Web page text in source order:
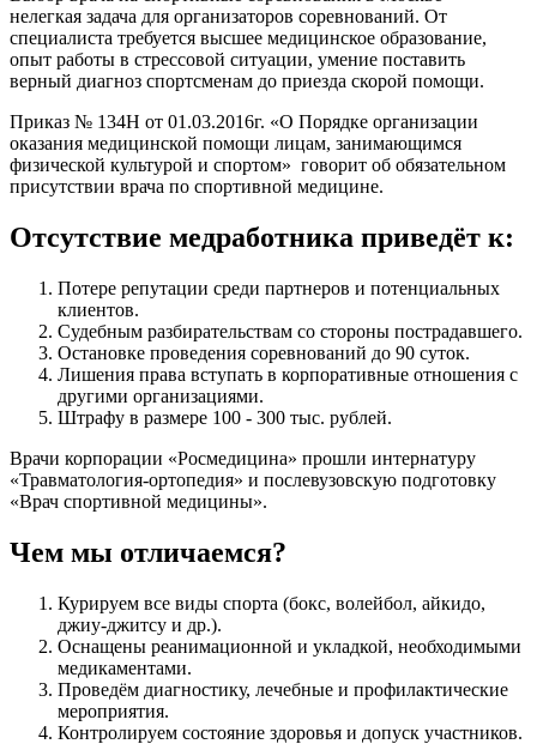
нелегкая задача для организаторов соревнований. От
специалиста требуется высшее медицинское образование,
опыт работы в стрессовой ситуации, умение поставить
верный диагноз спортсменам до приезда скорой помощи.
Приказ № 134Н от 01.03.2016г. «О Порядке организации
оказания медицинской помощи лицам, занимающимся
физической культурой и спортом» говорит об обязательном
присутствии врача по спортивной медицине.
Отсутствие медработника приведёт к:
Потере репутации среди партнеров и потенциальных
клиентов.
Судебным разбирательствам со стороны пострадавшего.
Остановке проведения соревнований до 90 суток.
Лишения права вступать в корпоративные отношения с
другими организациями.
Штрафу в размере 100 - 300 тыс. рублей.
Врачи корпорации «Росмедицина» прошли интернатуру
«Травматология-ортопедия» и послевузовскую подготовку
«Врач спортивной медицины».
Чем мы отличаемся?
Курируем все виды спорта (бокс, волейбол, айкидо,
джиу-джитсу и др.).
Оснащены реанимационной и укладкой, необходимыми
медикаментами.
Проведём диагностику, лечебные и профилактические
мероприятия.
Контролируем состояние здоровья и допуск участников.